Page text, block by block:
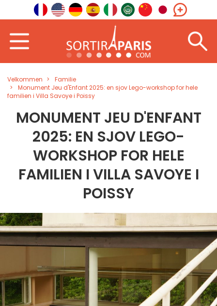
Velkommen
Familie
Monument Jeu d'Enfant 2025: en sjov Lego-workshop for hele
familien i Villa Savoye i Poissy
MONUMENT JEU D'ENFANT
2025: EN SJOV LEGO-
WORKSHOP FOR HELE
FAMILIEN I VILLA SAVOYE I
POISSY